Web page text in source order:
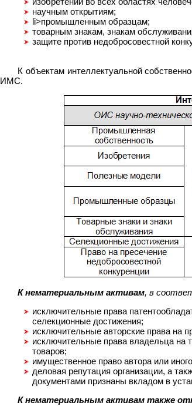
научным открытиям;
li>промышленным образцам;
товарным знакам, знакам
защите против недобросовестной
К объектам интеллектуальной
ИМС.
К нематериальным активам, в
исключительные права
селекционные достижения;
исключительные авторские права
исключительные права владельца на
товаров;
имущественное право автора или
деловая репутация организации, а
документами признаны вкладом в
К нематериальным активам также